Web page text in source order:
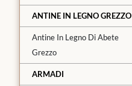
ANTINE IN LEGNO GREZZO
Antine In Legno Di Abete
Grezzo
ARMADI